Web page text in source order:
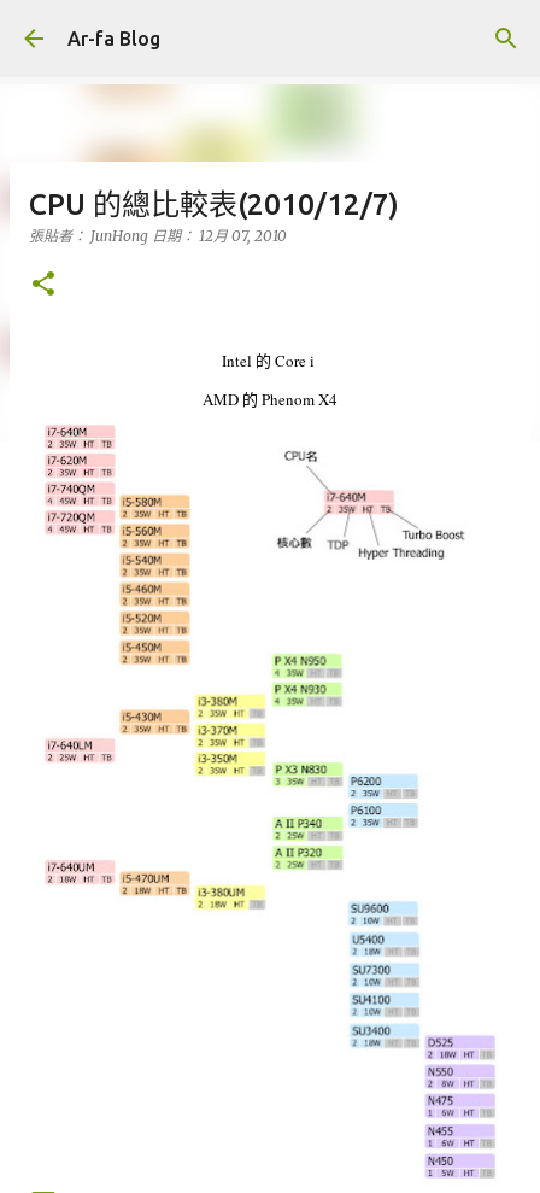
Ar-fa Blog
CPU 的總比較表(2010/12/7)
張貼者： JunHong 日期： 12月 07, 2010
Intel 的 Core i
AMD 的 Phenom X4